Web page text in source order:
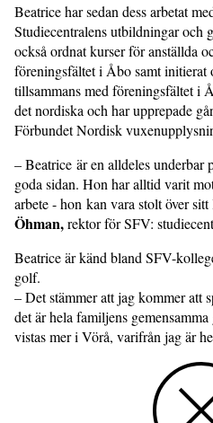
Beatrice har sedan dess arbetat
Studiecentralens utbildningar och
också ordnat kurser för anställda
föreningsfältet i Åbo samt
tillsammans med föreningsfältet i
det nordiska och har upprepade
Förbundet Nordisk
– Beatrice är en alldeles underbar
goda sidan. Hon har alltid varit
arbete - hon kan vara stolt över
Öhman,rektor för SFV:
Beatrice är känd bland SFV-
golf.
– Det stämmer att jag kommer att
det är hela familjens
vistas mer i Vörå, varifrån jag är